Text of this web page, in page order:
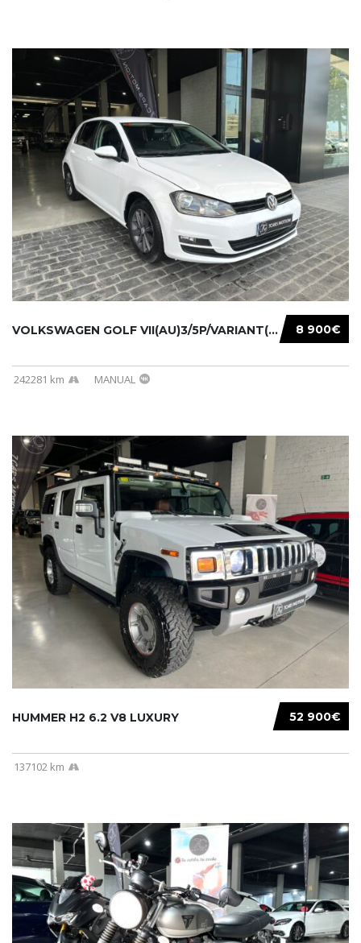
8 900€
VOLKSWAGEN GOLF VII(AU)3/5P/VARIANT(12-16 20...
242281 km MANUAL
52 900€
HUMMER H2 6.2 V8 LUXURY
137102 km